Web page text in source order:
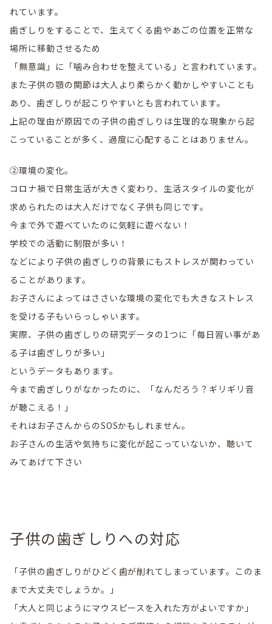
れています。
歯ぎしりをすることで、生えてくる歯やあごの位置を正常な
場所に移動させるため
「無意識」に「噛み合わせを整えている」と言われています。
また子供の顎の関節は大人より柔らかく動かしやすいことも
あり、歯ぎしりが起こりやすいとも言われています。
上記の理由が原因での子供の歯ぎしりは生理的な現象から起
こっていることが多く、過度に心配することはありません。
②環境の変化。
コロナ禍で日常生活が大きく変わり、生活スタイルの変化が
求められたのは大人だけでなく子供も同じです。
今まで外で遊べていたのに気軽に遊べない！
学校での活動に制限が多い！
などにより子供の歯ぎしりの背景にもストレスが関わってい
ることがあります。
お子さんによってはささいな環境の変化でも大きなストレス
を受ける子もいらっしゃいます。
実際、子供の歯ぎしりの研究データの1つに「毎日習い事があ
る子は歯ぎしりが多い」
というデータもあります。
今まで歯ぎしりがなかったのに、「なんだろう？ギリギリ音
が聴こえる！」
それはお子さんからのSOSかもしれません。
お子さんの生活や気持ちに変化が起こっていないか、聴いて
みてあげて下さい
子供の歯ぎしりへの対応
「子供の歯ぎしりがひどく歯が削れてしまっています。このま
まで大丈夫でしょうか。」
「大人と同じようにマウスピースを入れた方がよいですか」